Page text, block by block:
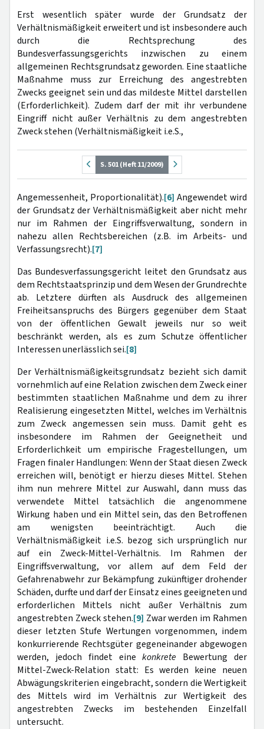
Erst wesentlich später wurde der Grundsatz der
Verhältnismäßigkeit erweitert und ist insbesondere auch
durch die Rechtsprechung des
Bundesverfassungsgerichts inzwischen zu einem
allgemeinen Rechtsgrundsatz geworden. Eine staatliche
Maßnahme muss zur Erreichung des angestrebten
Zwecks geeignet sein und das mildeste Mittel darstellen
(Erforderlichkeit). Zudem darf der mit ihr verbundene
Eingriff nicht außer Verhältnis zu dem angestrebten
Zweck stehen (Verhältnismäßigkeit i.e.S.,
S. 501 (Heft 11/2009)
Angemessenheit, Proportionalität).[6] Angewendet wird
der Grundsatz der Verhältnismäßigkeit aber nicht mehr
nur im Rahmen der Eingriffsverwaltung, sondern in
nahezu allen Rechtsbereichen (z.B. im Arbeits- und
Verfassungsrecht).[7]
Das Bundesverfassungsgericht leitet den Grundsatz aus
dem Rechtstaatsprinzip und dem Wesen der Grundrechte
ab. Letztere dürften als Ausdruck des allgemeinen
Freiheitsanspruchs des Bürgers gegenüber dem Staat
von der öffentlichen Gewalt jeweils nur so weit
beschränkt werden, als es zum Schutze öffentlicher
Interessen unerlässlich sei.[8]
Der Verhältnismäßigkeitsgrundsatz bezieht sich damit
vornehmlich auf eine Relation zwischen dem Zweck einer
bestimmten staatlichen Maßnahme und dem zu ihrer
Realisierung eingesetzten Mittel, welches im Verhältnis
zum Zweck angemessen sein muss. Damit geht es
insbesondere im Rahmen der Geeignetheit und
Erforderlichkeit um empirische Fragestellungen, um
Fragen finaler Handlungen: Wenn der Staat diesen Zweck
erreichen will, benötigt er hierzu dieses Mittel. Stehen
ihm nun mehrere Mittel zur Auswahl, dann muss das
verwendete Mittel tatsächlich die angenommene
Wirkung haben und ein Mittel sein, das den Betroffenen
am wenigsten beeinträchtigt. Auch die
Verhältnismäßigkeit i.e.S. bezog sich ursprünglich nur
auf ein Zweck-Mittel-Verhältnis. Im Rahmen der
Eingriffsverwaltung, vor allem auf dem Feld der
Gefahrenabwehr zur Bekämpfung zukünftiger drohender
Schäden, durfte und darf der Einsatz eines geeigneten und
erforderlichen Mittels nicht außer Verhältnis zum
angestrebten Zweck stehen.[9] Zwar werden im Rahmen
dieser letzten Stufe Wertungen vorgenommen, indem
konkurrierende Rechtsgüter gegeneinander abgewogen
werden, jedoch findet einekonkrete Bewertung der
Mittel-Zweck-Relation statt: Es werden keine neuen
Abwägungskriterien eingebracht, sondern die Wertigkeit
des Mittels wird im Verhältnis zur Wertigkeit des
angestrebten Zwecks im bestehenden Einzelfall
untersucht.